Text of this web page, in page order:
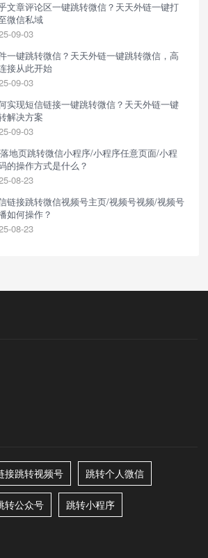
文章评论区一键跳转微信？天天外链一键打
微信私域
09-03
一键跳转微信？天天外链一键跳转微信，高
接从此开始
09-03
实现短信链接一键跳转微信？天天外链一键
解决方案
09-03
地页跳转微信小程序/小程序任意页面/小程
的操作方式是什么？
08-23
链接跳转微信视频号主页/视频号视频/视频号
如何操作？
08-23
接跳转视频号 跳转个人微信
转公众号 跳转小程序